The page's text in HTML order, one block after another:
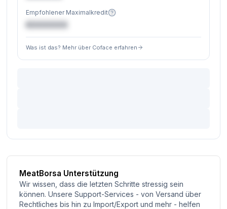
Empfohlener Maximalkredit
€XXXXXX
Was ist das? Mehr über Coface erfahren
MeatBorsa Unterstützung
Wir wissen, dass die letzten Schritte stressig sein
können. Unsere Support-Services - von Versand über
Rechtliches bis hin zu Import/Export und mehr - helfen